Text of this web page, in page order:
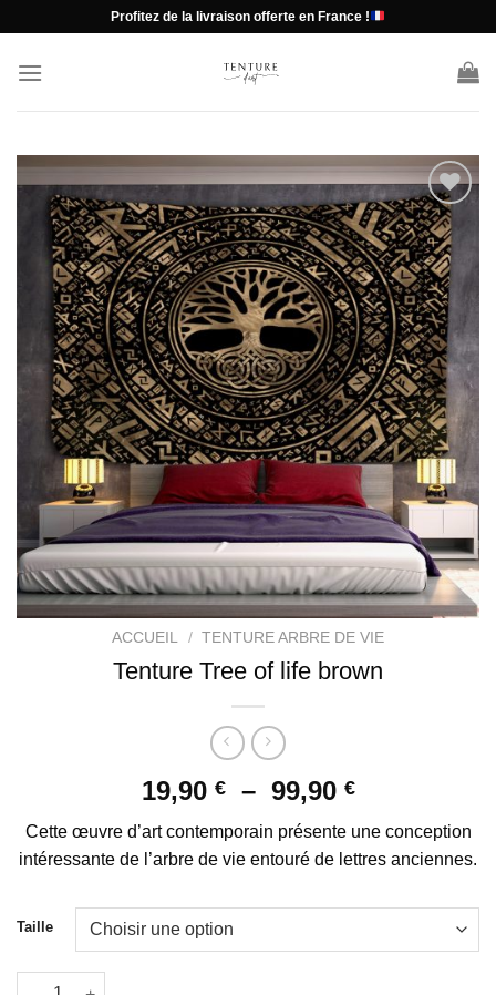
contenu
Profitez de la livraison offerte en France !
Ajouter
à la liste
d’envies
ACCUEIL / TENTURE ARBRE DE VIE
Tenture Tree of life brown
19,90 € – 99,90 €Plage
prix :
19,90 €
Cette œuvre d’art contemporain présente une conception
intéressante de l’arbre de vie entouré de lettres anciennes.
Taille
quantité de Tenture Tree of life brown